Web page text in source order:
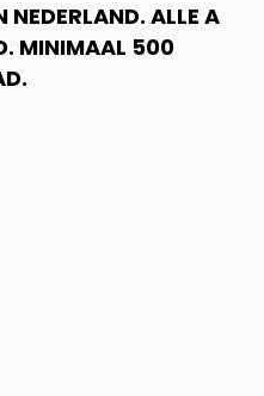
NEDERLAND. ALLE A
MINIMAAL 500